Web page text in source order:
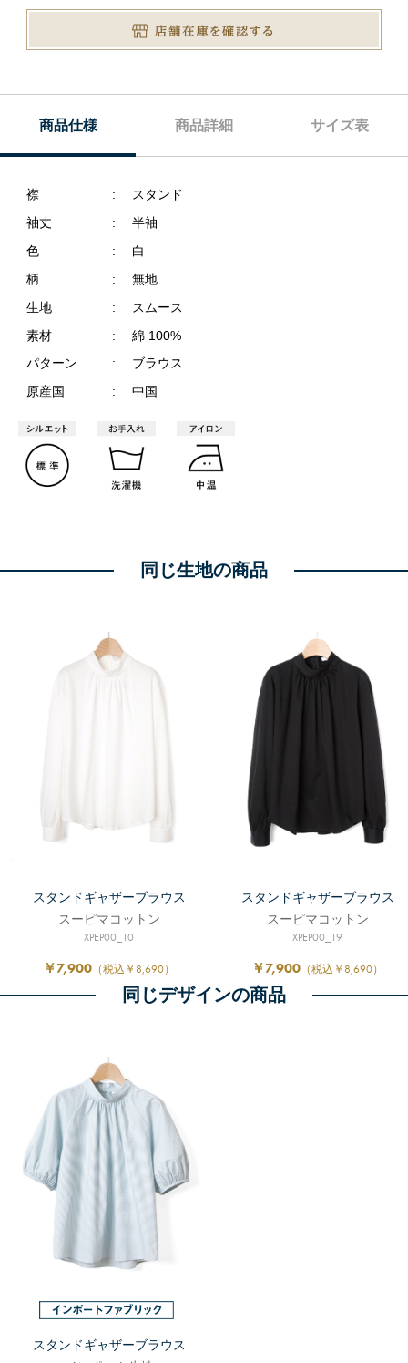
商品仕様 商品詳細 サイズ表
襟 #スタンド
袖丈
半袖
色
#白
柄
素材 #綿 100%
パターン
ブラウス
▼同じ雰囲気の商品を探す
#高級コットン
#￥6000～￥7999
同じ生地の商品
スタンドギャザーブラウス
スーピマコットン
XPEP00_10
￥7,900 （税込￥8,690）
同じデザインの商品